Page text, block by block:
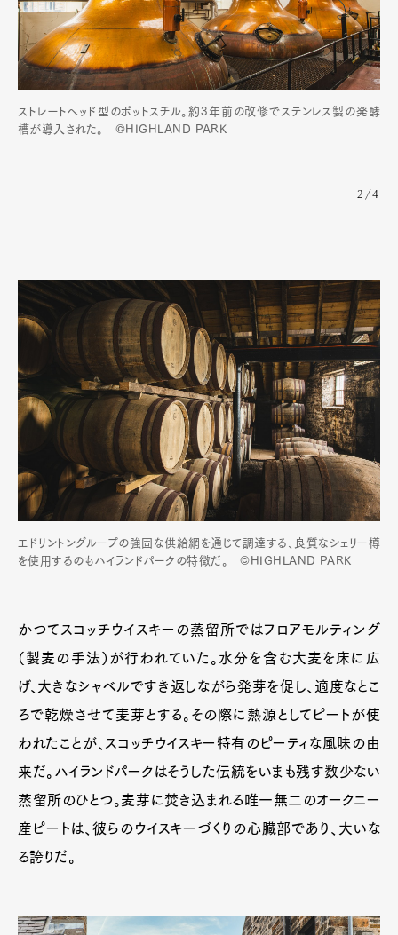
ストレートヘッド型のポットスチル。約3年前の改修でステンレス製の発酵
槽が導入された。 ©HIGHLAND PARK
2/4
エドリントングループの強固な供給網を通じて調達する、良質なシェリー樽
を使用するのもハイランドパークの特徴だ。 ©HIGHLAND PARK
かつてスコッチウイスキーの蒸留所ではフロアモルティング
（製麦の手法）が行われていた。水分を含む大麦を床に広
げ、大きなシャベルですき返しながら発芽を促し、適度なとこ
ろで乾燥させて麦芽とする。その際に熱源としてピートが使
われたことが、スコッチウイスキー特有のピーティな風味の由
来だ。ハイランドパークはそうした伝統をいまも残す数少ない
蒸留所のひとつ。麦芽に焚き込まれる唯一無二のオークニー
産ピートは、彼らのウイスキーづくりの心臓部であり、大いな
る誇りだ。